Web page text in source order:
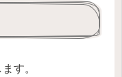
す。